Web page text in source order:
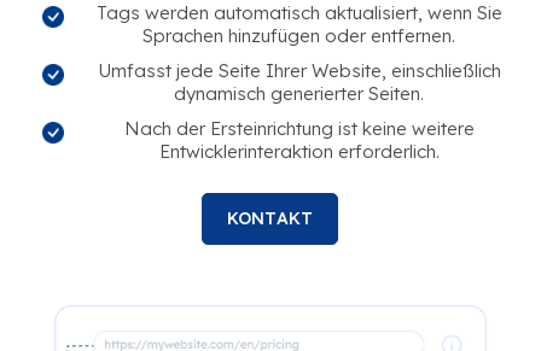
Tags werden automatisch aktualisiert, wenn Sie
Sprachen hinzufügen oder entfernen.
Umfasst jede Seite Ihrer Website, einschließlich
dynamisch generierter Seiten.
Nach der Ersteinrichtung ist keine weitere
Entwicklerinteraktion erforderlich.
KONTAKT